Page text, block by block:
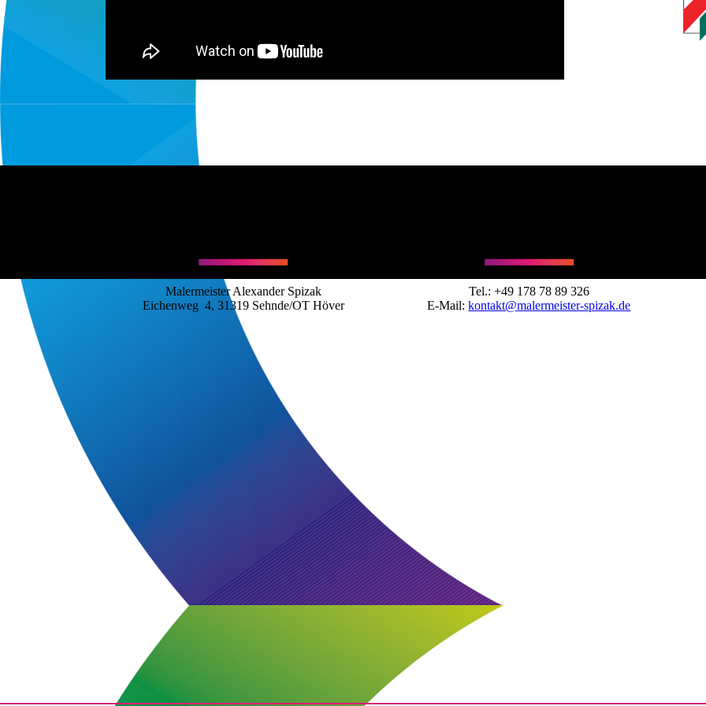
Malermeister Alexander Spizak
Eichenweg 4, 31319 Sehnde/OT Höver
Tel.: +49 178 78 89 326
E-Mail:kontakt@malermeister-spizak.de
­